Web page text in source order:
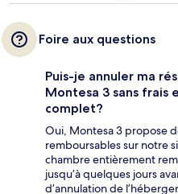
Foire aux questions
Puis-je annuler ma
Montesa 3 sans frais
complet?
Oui, Montesa 3 propose
remboursables sur notre
chambre entièrement
jusqu’à quelques jours
d’annulation de